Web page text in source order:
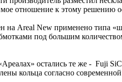
отношение к этому решению
на Areal New применено типа
под большим
остались те же - Fuji
кольца согласно